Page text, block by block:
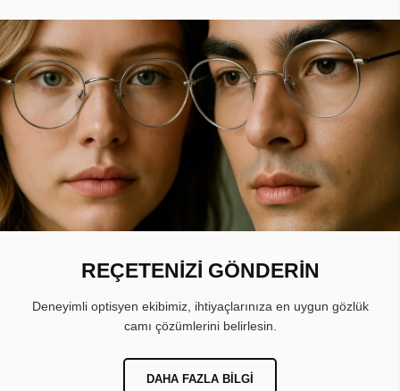
REÇETENİZİ GÖNDERİN
Deneyimli optisyen ekibimiz, ihtiyaçlarınıza en uygun gözlük
camı çözümlerini belirlesin.
DAHA FAZLA BILGI